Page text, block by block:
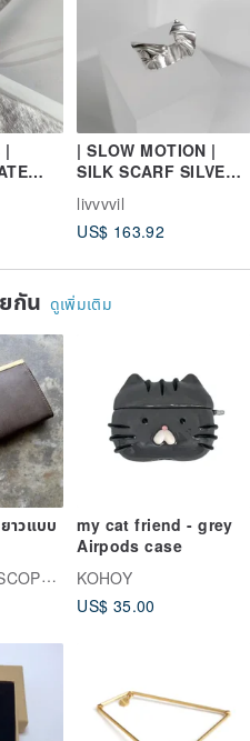
|
| SLOW MOTION |
SILK SCARF SILVER
RING
livvvvil
US$ 163.92
กัน ดูเพิ่มเติม
าวแบบ
หนังทำมือ
my cat friend - grey
Airpods case
KOHOY
US$ 35.00